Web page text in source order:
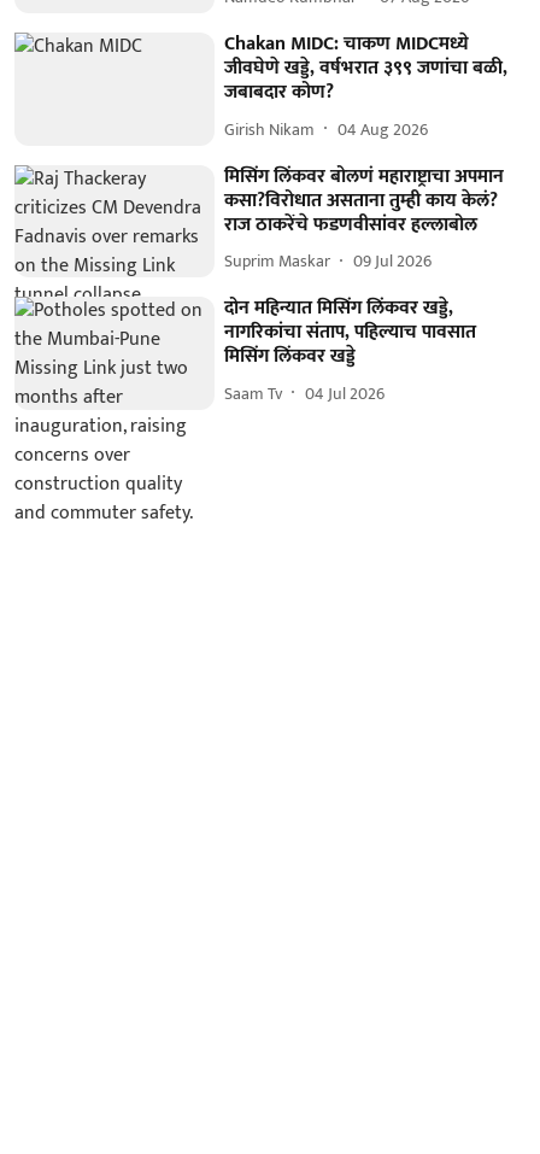
Chakan MIDC: चाकण MIDCमध्ये
जीवघेणे खड्डे, वर्षभरात ३९९ जणांचा बळी,
जबाबदार कोण?
Girish Nikam 04 Aug 2026
मिसिंग लिंकवर बोलणं महाराष्ट्राचा अपमान
कसा?विरोधात असताना तुम्ही काय केलं?
राज ठाकरेंचे फडणवीसांवर हल्लाबोल
Suprim Maskar 09 Jul 2026
दोन महिन्यात मिसिंग लिंकवर खड्डे,
नागरिकांचा संताप, पहिल्याच पावसात
मिसिंग लिंकवर खड्डे
Saam Tv 04 Jul 2026